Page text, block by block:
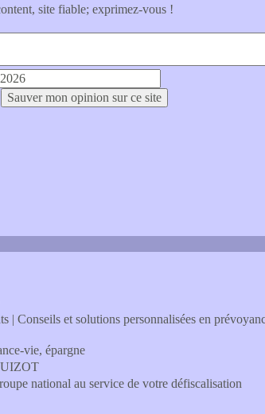
site fiable; exprimez-vous !
| Conseils et solutions personnalisées en
vie, épargne
national au service de votre défiscalisation